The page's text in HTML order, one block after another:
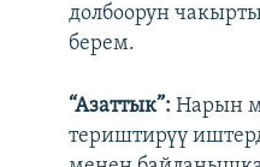
долбоорун
берем.
“Азаттык”: Нарын
териштирүү